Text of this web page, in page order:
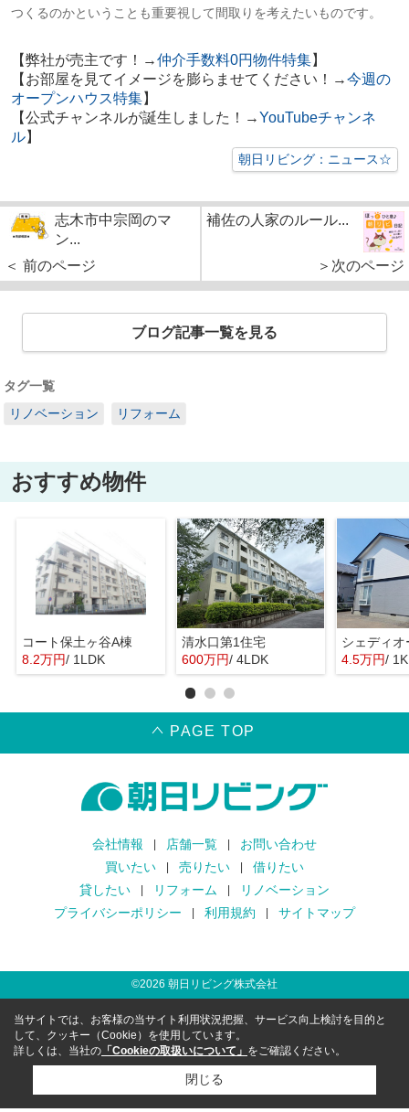
つくるのかということも重要視して間取りを考えたいものです。
【弊社が売主です！→仲介手数料0円物件特集】
【お部屋を見てイメージを膨らませてください！→今週の
オープンハウス特集】
【公式チャンネルが誕生しました！→YouTubeチャンネ
ル】
朝日リビング：ニュース☆
志木市中宗岡のマ
ン...
＜ 前のページ
補佐の人家のルール...
＞次のページ
ブログ記事一覧を見る
タグ一覧
リノベーション
リフォーム
おすすめ物件
コート保土ヶ谷A棟
8.2万円/ 1LDK
清水口第1住宅
600万円/ 4LDK
シェディオ
4.5万円/ 1K
PAGE TOP
会社情報 店舗一覧
お問い合わせ
買いたい
売りたい
借りたい
貸したい
リフォーム
リノベーション
プライバシーポリシー
利用規約 サイトマップ
©2026 朝日リビング株式会社
当サイトでは、お客様の当サイト利用状況把握、サービス向上検討を目的と
して、クッキー（Cookie）を使用しています。
詳しくは、当社の 「Cookieの取扱いについて」 をご確認ください。
閉じる